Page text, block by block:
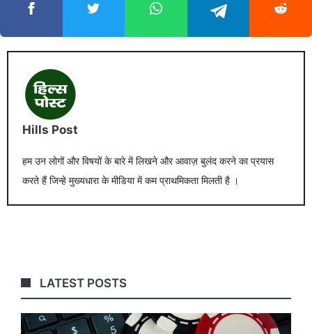
Hills Post
हम उन लोगों और विषयों के बारे में लिखने और आवाज़ बुलंद करने का प्रयास
करते हैं जिन्हे मुख्यधारा के मीडिया में कम प्राथमिकता मिलती है ।
LATEST POSTS